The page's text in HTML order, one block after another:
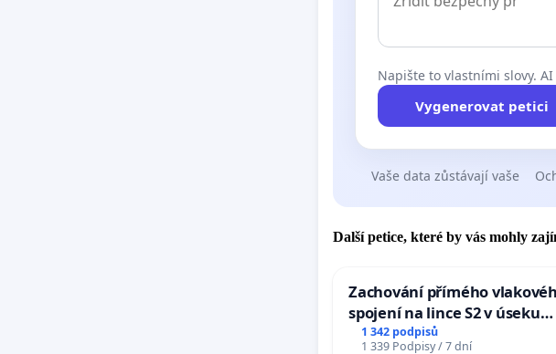
Napište to vlastními slovy.
Vygenerovat petici
Vaše data zůstávají vaše
Další petice, které by vás mohly
Zachování přímého
spojení na lince S2 v úseku
Ostrava – Bohumín – Karviná –
1 342 podpisů
1 339 Podpisy / 7 dní